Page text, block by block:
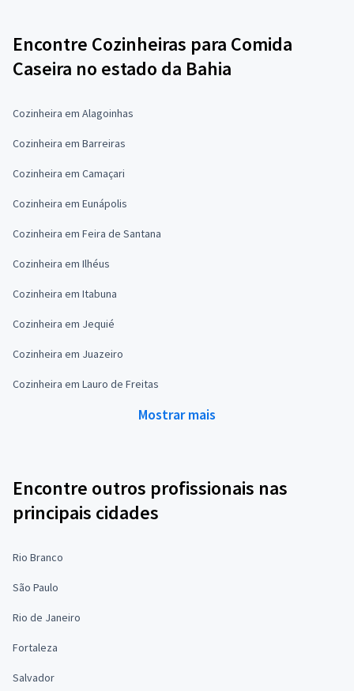
Encontre Cozinheiras para Comida
Caseira no estado da Bahia
Cozinheira em Alagoinhas
Cozinheira em Barreiras
Cozinheira em Camaçari
Cozinheira em Eunápolis
Cozinheira em Feira de Santana
Cozinheira em Ilhéus
Cozinheira em Itabuna
Cozinheira em Jequié
Cozinheira em Juazeiro
Cozinheira em Lauro de Freitas
Mostrar mais
Encontre outros profissionais nas
principais cidades
Rio Branco
São Paulo
Rio de Janeiro
Fortaleza
Salvador